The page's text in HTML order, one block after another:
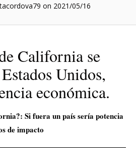
on 2021/05/16
California se
Unidos,
económica.
Si fuera un país sería potencia
de impacto